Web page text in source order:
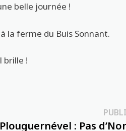
belle journée !
la ferme du Buis Sonnant.
brille !
Plouguernével : Pas